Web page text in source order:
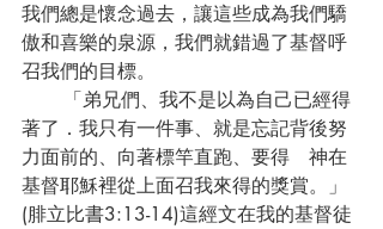
我們總是懷念過去，讓這些成為我們驕
傲和喜樂的泉源，我們就錯過了基督呼
召我們的目標。
著了．我只有一件事、就是忘記背後努
力面前的、向著標竿直跑、要得　神在
基督耶穌裡從上面召我來得的獎賞。」
(腓立比書3:13-14)這經文在我的基督徒